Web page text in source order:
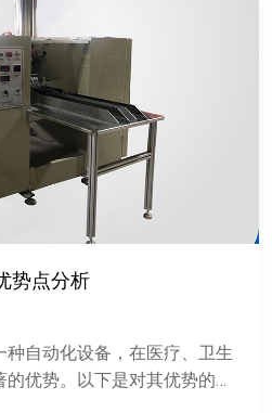
势点分析
自动化设备，在医疗、卫生
优势。以下是对其优势的详